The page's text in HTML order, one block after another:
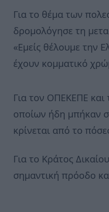
Για το θέμα των
δρομολόγησε τη
«Εμείς θέλουμε την
έχουν κομματικό
Για τον ΟΠΕΚΕΠΕ
οποίων ήδη μπήκαν
κρίνεται από το
Για το Κράτος
σημαντική πρόοδο